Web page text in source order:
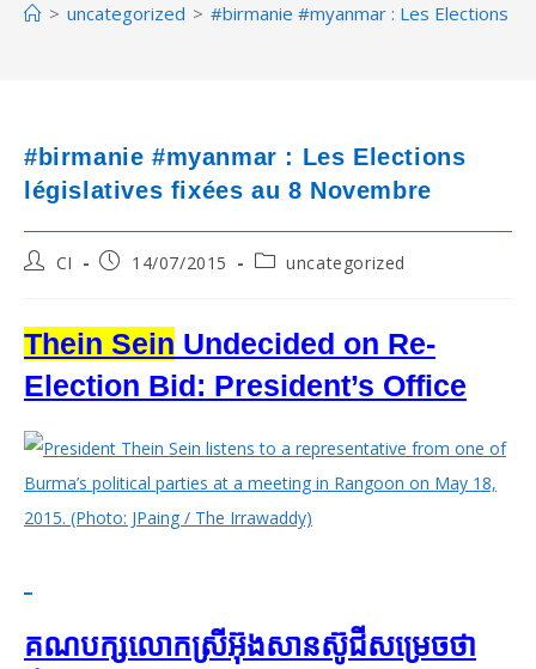
> uncategorized > #birmanie #myanmar : Les Elections
#birmanie #myanmar : Les Elections
législatives fixées au 8 Novembre
PostCI
Post14/07/2015
Postuncategorized
Thein Sein Undecided on Re-
Election Bid: President’s Office
គណបក្ស​លោកស្រី​អ៊ុងសានស៊ូជី​សម្រេច​ថា​